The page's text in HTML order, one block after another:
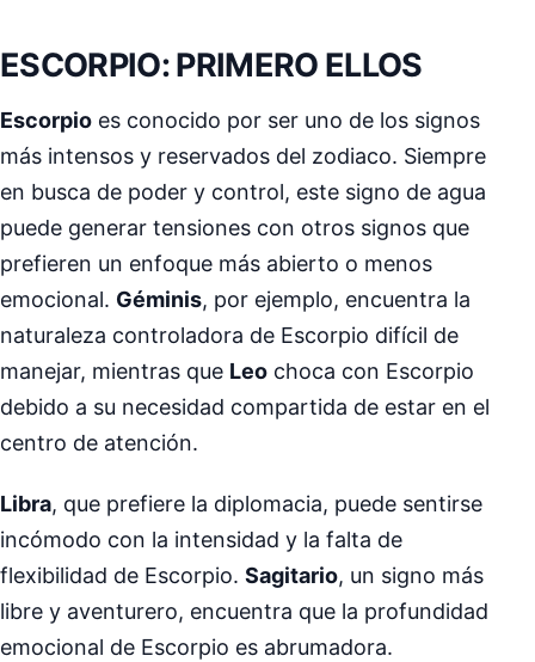
ESCORPIO: PRIMERO ELLOS
Escorpio es conocido por ser uno de los signos
más intensos y reservados del zodiaco. Siempre
en busca de poder y control, este signo de agua
puede generar tensiones con otros signos que
prefieren un enfoque más abierto o menos
emocional. Géminis, por ejemplo, encuentra la
naturaleza controladora de Escorpio difícil de
manejar, mientras que Leo choca con Escorpio
debido a su necesidad compartida de estar en el
centro de atención.
Libra, que prefiere la diplomacia, puede sentirse
incómodo con la intensidad y la falta de
flexibilidad de Escorpio. Sagitario, un signo más
libre y aventurero, encuentra que la profundidad
emocional de Escorpio es abrumadora.